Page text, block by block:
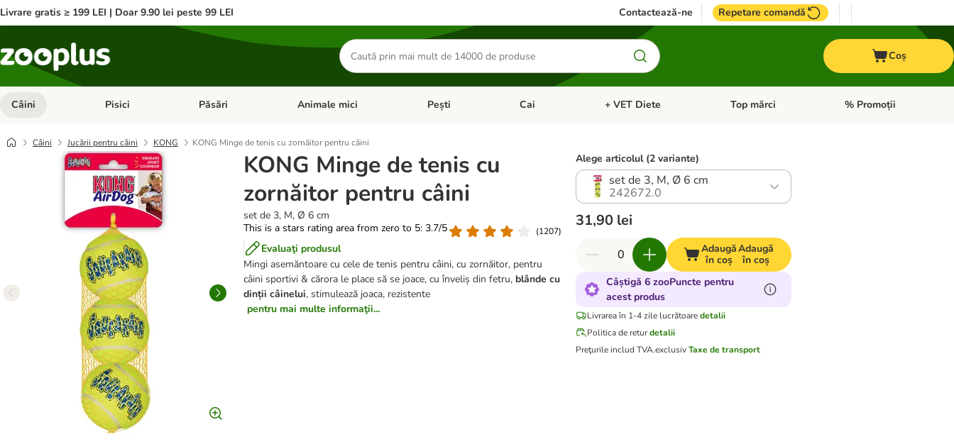
Livrare gratis ≥ 199 LEI | Doar 9.90 lei peste 99 LEI Contactează-ne Repetare comandă
Căutare
produse
Coș
Câini Deschideți meniul cu categorii: Câini
Pisici Deschideți meniul cu categorii: Pisici
Păsări Deschideți meniul cu categorii: Păsări
Animale mici Deschideți meniul cu categorii: Animale mici
Pești Deschideți meniul cu categorii: Pești
Cai Deschideți meniul cu categorii: Cai
+ VET Diete Deschideți meniul cu categorii: + VET Diete
Top mărci Deschideți meniul cu
% Promoții
Câini Jucării pentru câini KONG KONG Minge de tenis cu zornăitor pentru câini
KONG Minge de tenis cu
zornăitor pentru câini
set de 3, M, Ø 6 cm
This is a stars rating area from zero to 5: 3.7/5
(1207)
Evaluaţi produsul
Mingi asemăntoare cu cele de tenis pentru câini, cu zornăitor, pentru
câini sportivi & cărora le place să se joace, cu înveliș din fetru, blânde cu
dinții câinelui, stimulează joaca, rezistente
pentru mai multe informaţii...
Alege articolul (2 variante)
set de 3, M, Ø 6 cm
242672.0
31,90 lei
Adaugă
în coș
Adaugă
în coș
Câștigă 6 zooPuncte pentru
acest produs
Livrarea în 1-4 zile lucrătoaredetalii
Politica de returdetalii
Preţurile includ TVA.exclusivTaxe de transport